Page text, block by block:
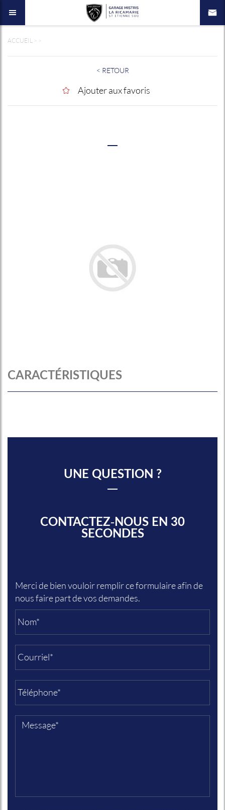
ACCUEIL
< RETOUR
Ajouter aux favoris
CARACTÉRISTIQUES
UNE QUESTION ?
CONTACTEZ-NOUS EN 30
SECONDES
Merci de bien vouloir remplir ce formulaire afin de
nous faire part de vos demandes.